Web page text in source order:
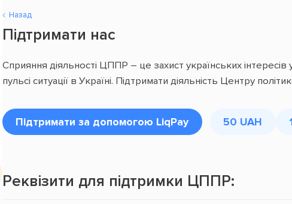
Назад
Підтримати нас
Сприяння діяльності ЦППР – це захист українських
пульсі ситуації в Україні. Підтримати діяльність Центру
Підтримати за допомогою LiqPay 50 UAH
Реквізити для підтримки ЦППР: